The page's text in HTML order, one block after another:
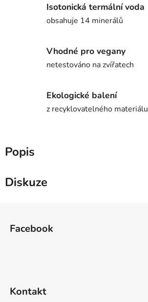
Isotonická termální voda
obsahuje 14 minerálů
Vhodné pro vegany
netestováno na zvířatech
Ekologické balení
z recyklovatelného materiálu
Popis
Diskuze
Facebook
Kontakt